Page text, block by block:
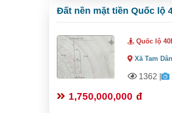
Đất nền mặt tiền Quốc lộ
Quốc lộ
Xã Tam
1362 |
1,750,000,000 đ